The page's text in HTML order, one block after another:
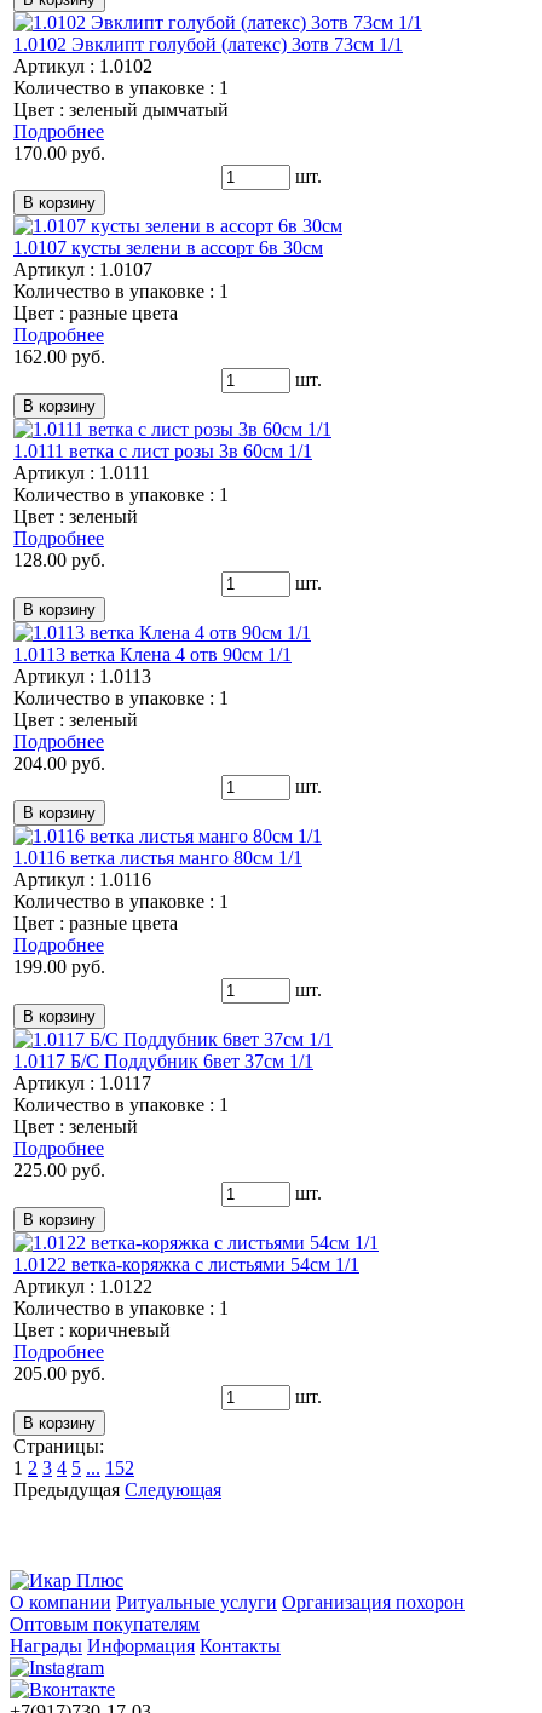
1.0102 Эвклипт голубой (латекс) 3отв 73см 1/1
Артикул : 1.0102
Количество в упаковке : 1
Цвет : зеленый дымчатый
Подробнее
170.00 руб.
шт.
1.0107 кусты зелени в ассорт 6в 30см
Артикул : 1.0107
Количество в упаковке : 1
Цвет : разные цвета
Подробнее
162.00 руб.
шт.
1.0111 ветка с лист розы 3в 60см 1/1
Артикул : 1.0111
Количество в упаковке : 1
Цвет : зеленый
Подробнее
128.00 руб.
шт.
1.0113 ветка Клена 4 отв 90см 1/1
Артикул : 1.0113
Количество в упаковке : 1
Цвет : зеленый
Подробнее
204.00 руб.
шт.
1.0116 ветка листья манго 80см 1/1
Артикул : 1.0116
Количество в упаковке : 1
Цвет : разные цвета
Подробнее
199.00 руб.
шт.
1.0117 Б/С Поддубник 6вет 37см 1/1
Артикул : 1.0117
Количество в упаковке : 1
Цвет : зеленый
Подробнее
225.00 руб.
шт.
1.0122 ветка-коряжка с листьями 54см 1/1
Артикул : 1.0122
Количество в упаковке : 1
Цвет : коричневый
Подробнее
205.00 руб.
шт.
Страницы:
1 2 3 4 5 ... 152
Предыдущая Следующая
О компании Ритуальные услуги Организация похорон
Оптовым покупателям
Награды Информация Контакты